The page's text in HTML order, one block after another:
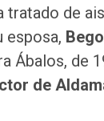
tratado de
esposa,
Ábalos, de
de